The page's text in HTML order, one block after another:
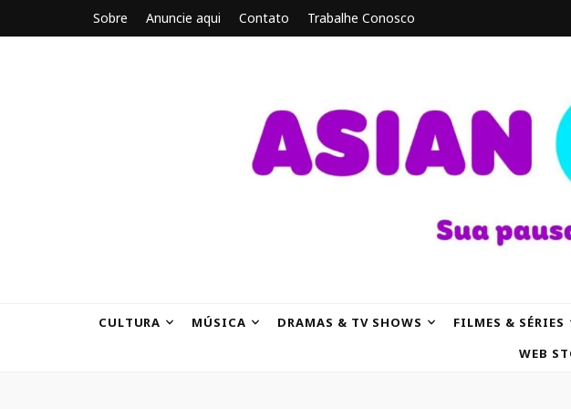
Sobre Anuncie aqui Contato Trabalhe Conosco
CULTURA MÚSICA DRAMAS & TV SHOWS FILMES & SÉRIES
WEB